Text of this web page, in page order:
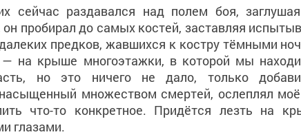
сейчас раздавался над полем боя,
пробирал до самых костей, заставляя
предков, жавшихся к костру тёмными
на крыше многоэтажки, в которой мы
но это ничего не дало, только
множеством смертей, ослеплял моё
что-то конкретное. Придётся лезть на
глазами.